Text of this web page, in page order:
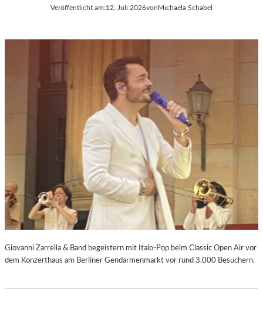
Veröffentlicht am:12. Juli 2026von Michaela Schabel
Giovanni Zarrella & Band begeistern mit Italo-Pop beim Classic Open Air vor
dem Konzerthaus am Berliner Gendarmenmarkt vor rund 3.000 Besuchern.